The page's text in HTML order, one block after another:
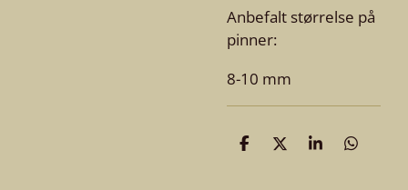
Anbefalt størrelse på
pinner:
8-10 mm
D
D
D
D